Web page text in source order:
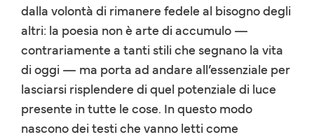
dalla volontà di rimanere fedele al bisogno degli
altri: la poesia non è arte di accumulo —
contrariamente a tanti stili che segnano la vita
di oggi — ma porta ad andare all’essenziale per
lasciarsi risplendere di quel potenziale di luce
presente in tutte le cose. In questo modo
nascono dei testi che vanno letti come